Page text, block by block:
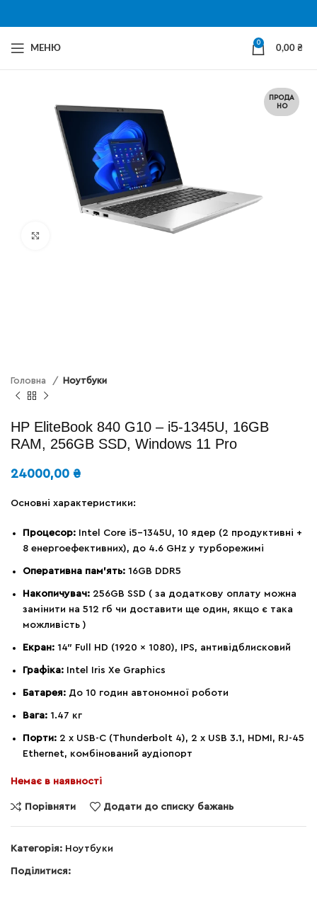
МЕНЮ
0
0,00 ₴
ПРОДА
НО
Головна Ноутбуки
HP EliteBook 840 G10 – i5-1345U, 16GB
RAM, 256GB SSD, Windows 11 Pro
24000,00 ₴
Основні характеристики:
Процесор: Intel Core i5-1345U, 10 ядер (2 продуктивні +
8 енергоефективних), до 4.6 GHz у турборежимі
Оперативна пам’ять: 16GB DDR5
Накопичувач: 256GB SSD ( за додаткову оплату можна
замінити на 512 гб чи доставити ще один, якщо є така
можливість )
Екран: 14″ Full HD (1920 x 1080), IPS, антивідблисковий
Графіка: Intel Iris Xe Graphics
Батарея: До 10 годин автономної роботи
Вага: 1.47 кг
Порти: 2 x USB-C (Thunderbolt 4), 2 x USB 3.1, HDMI, RJ-45
Ethernet, комбінований аудіопорт
Немає в наявності
Порівняти Додати до списку бажань
Категорія: Ноутбуки
Поділитися: